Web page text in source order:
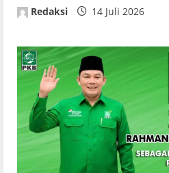
Redaksi 14 Juli 2026